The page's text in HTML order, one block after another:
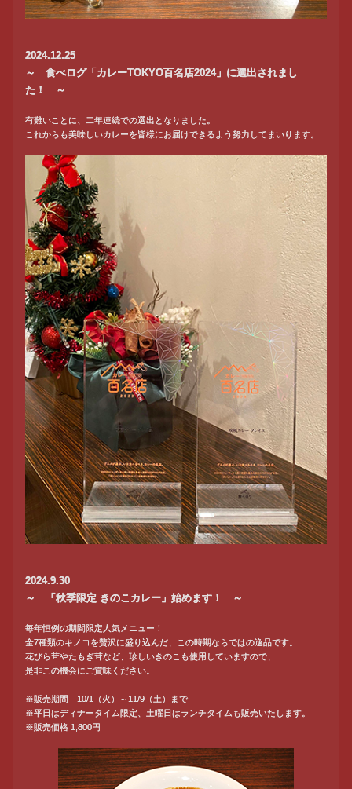
2024.12.25
～ 食べログ「カレーTOKYO百名店2024」に選出されまし
た！ ～
有難いことに、二年連続での選出となりました。
これからも美味しいカレーを皆様にお届けできるよう努力してまいります。
2024.9.30
～ 「秋季限定 きのこカレー」始めます！ ～
毎年恒例の期間限定人気メニュー！
全7種類のキノコを贅沢に盛り込んだ、この時期ならではの逸品です。
花びら茸やたもぎ茸など、珍しいきのこも使用していますので、
是非この機会にご賞味ください。
※販売期間 10/1（火）～11/9（土）まで
※平日はディナータイム限定、土曜日はランチタイムも販売いたします。
※販売価格 1,800円